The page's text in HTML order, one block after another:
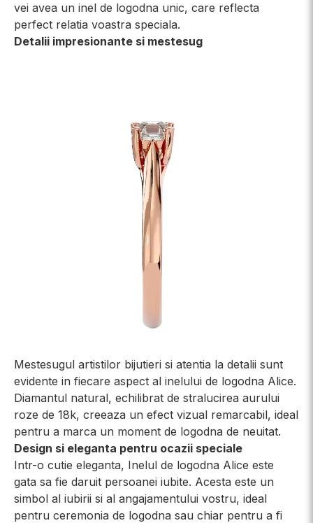
vei avea un inel de logodna unic, care reflecta
perfect relatia voastra speciala.
Detalii impresionante si mestesug
Mestesugul artistilor bijutieri si atentia la detalii sunt
evidente in fiecare aspect al inelului de logodna Alice.
Diamantul natural, echilibrat de stralucirea aurului
roze de 18k, creeaza un efect vizual remarcabil, ideal
pentru a marca un moment de logodna de neuitat.
Design si eleganta pentru ocazii speciale
Intr-o cutie eleganta, Inelul de logodna Alice este
gata sa fie daruit persoanei iubite. Acesta este un
simbol al iubirii si al angajamentului vostru, ideal
pentru ceremonia de logodna sau chiar pentru a fi